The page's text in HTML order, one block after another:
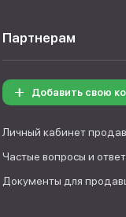
Партнерам
Добавить свою
Личный кабинет
Частые вопросы и
Документы для